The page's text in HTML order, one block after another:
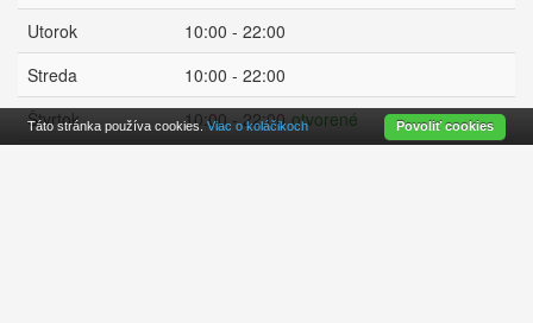
Utorok
10:00 - 22:00
Streda
10:00 - 22:00
Štvrtok
10:00 - 22:00 otvorené
Táto stránka používa cookies.Viac o koláčikoch Povoliť cookies